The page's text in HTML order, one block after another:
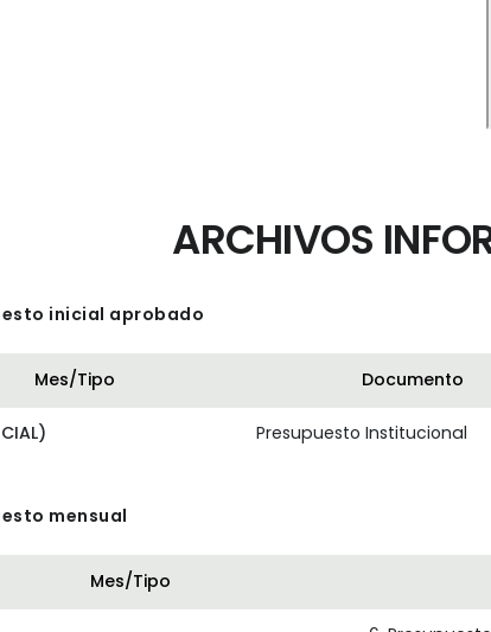
ARCHIVOS
inicial aprobado
Mes/Tipo Documento
Presupuesto Institucional
mensual
Mes/Tipo